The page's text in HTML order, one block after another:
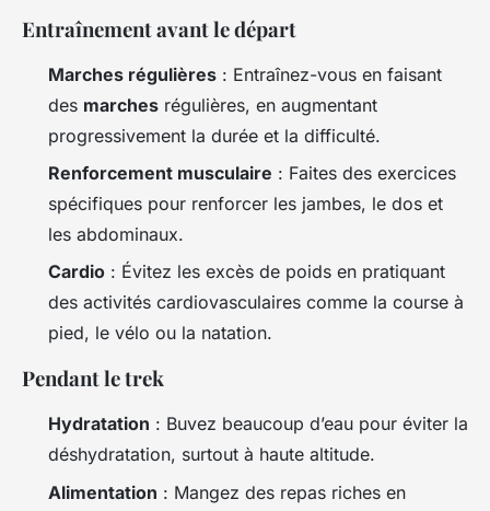
Entraînement avant le départ
Marches régulières : Entraînez-vous en faisant
des marches régulières, en augmentant
progressivement la durée et la difficulté.
Renforcement musculaire : Faites des exercices
spécifiques pour renforcer les jambes, le dos et
les abdominaux.
Cardio : Évitez les excès de poids en pratiquant
des activités cardiovasculaires comme la course à
pied, le vélo ou la natation.
Pendant le trek
Hydratation : Buvez beaucoup d’eau pour éviter la
déshydratation, surtout à haute altitude.
Alimentation : Mangez des repas riches en